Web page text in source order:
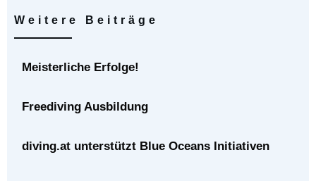
Weitere Beiträge
Meisterliche Erfolge!
Freediving Ausbildung
diving.at unterstützt Blue Oceans Initiativen